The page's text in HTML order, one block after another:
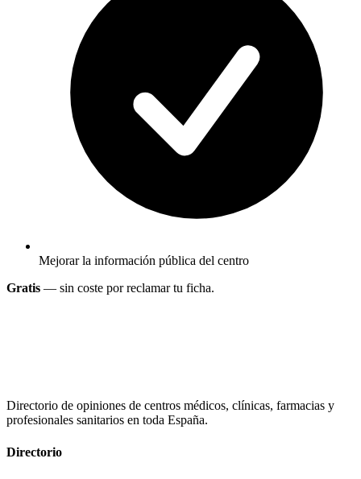
Mejorar la información pública del centro
Gratis — sin coste por reclamar tu ficha.
Directorio de opiniones de centros médicos, clínicas, farmacias y
profesionales sanitarios en toda España.
Directorio